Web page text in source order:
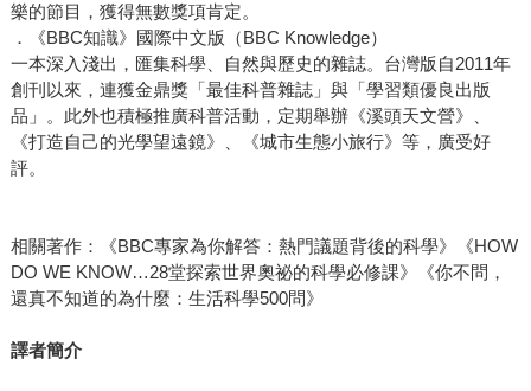
樂的節目，獲得無數獎項肯定。
．《BBC知識》國際中文版（BBC Knowledge）
一本深入淺出，匯集科學、自然與歷史的雜誌。台灣版自2011年
創刊以來，連獲金鼎獎「最佳科普雜誌」與「學習類優良出版
品」。此外也積極推廣科普活動，定期舉辦《溪頭天文營》、
《打造自己的光學望遠鏡》、《城市生態小旅行》等，廣受好
評。
相關著作：《BBC專家為你解答：熱門議題背後的科學》《HOW
DO WE KNOW…28堂探索世界奧祕的科學必修課》《你不問，
還真不知道的為什麼：生活科學500問》
譯者簡介